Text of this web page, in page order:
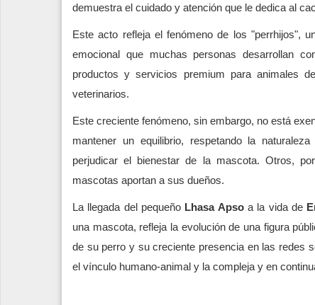
demuestra el cuidado y atención que le dedica al
Este acto refleja el fenómeno de los "perrhijos",
emocional que muchas personas desarrollan
productos y servicios premium para animales
veterinarios.
Este creciente fenómeno, sin embargo, no está
mantener un equilibrio, respetando la
perjudicar el bienestar de la mascota. Otros,
mascotas aportan a sus dueños.
La llegada del pequeño Lhasa Apsoa la vida de
una mascota, refleja la evolución de una figura
de su perro y su creciente presencia en las redes
el vínculo humano-animal y la compleja y en